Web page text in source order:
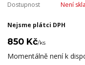
Dostupnost Není
Nejsme plátci DPH
850 Kč/ks
Momentálně není k